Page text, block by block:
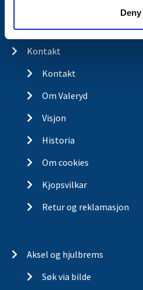
Deny
Butikkonsept
Kontakt
Kontakt
Om Valeryd
Visjon
Historia
Om cookies
Kjopsvilkar
Retur og reklamasjon
Aksel og hjulbrems
Søk via bilde